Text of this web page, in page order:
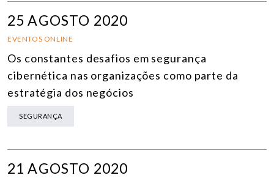
25 AGOSTO 2020
EVENTOS ONLINE
Os constantes desafios em segurança
cibernética nas organizações como parte da
estratégia dos negócios
SEGURANÇA
21 AGOSTO 2020